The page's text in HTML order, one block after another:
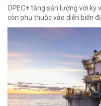
OPEC+ tăng sản lượng với kỳ
còn phụ thuộc vào diễn biến